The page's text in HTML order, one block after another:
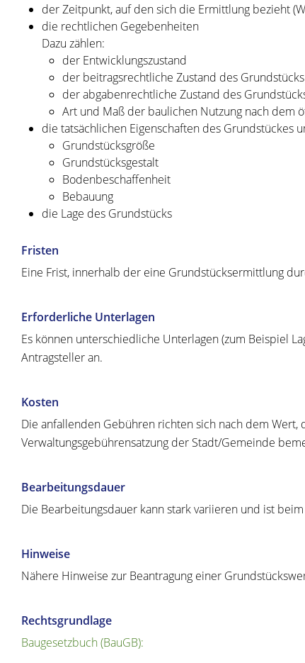
der Zeitpunkt, auf den sich die Ermittlung bezieht
die rechtlichen Gegebenheiten
Dazu zählen:
der Entwicklungszustand
der beitragsrechtliche Zustand des Grundstücks
der abgabenrechtliche Zustand des
Art und Maß der baulichen Nutzung nach dem
die tatsächlichen Eigenschaften des Grundstückes
Grundstücksgröße
Grundstücksgestalt
Bodenbeschaffenheit
Bebauung
die Lage des Grundstücks
Fristen
Eine Frist, innerhalb der eine Grundstücksermittlung
Erforderliche Unterlagen
Es können unterschiedliche Unterlagen (zum Beispiel
Antragsteller an.
Kosten
Die anfallenden Gebühren richten sich nach dem
Verwaltungsgebührensatzung der Stadt/Gemeinde
Bearbeitungsdauer
Die Bearbeitungsdauer kann stark variieren und ist
Hinweise
Nähere Hinweise zur Beantragung einer
Rechtsgrundlage
Baugesetzbuch (BauGB):